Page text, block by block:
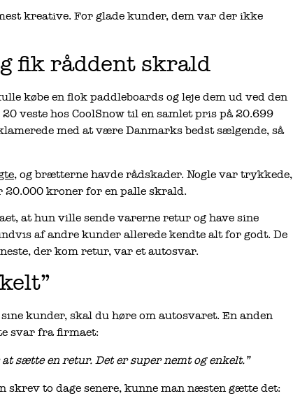
kreative. For glade kunder, dem var der ikke
fik råddent skrald
købe en flok paddleboards og leje dem ud ved den
veste hos CoolSnow til en samlet pris på 20.699
med at være Danmarks bedst sælgende, så
, og brætterne havde rådskader. Nogle var trykkede,
kroner for en palle skrald.
at hun ville sende varerne retur og have sine
af andre kunder allerede kendte alt for godt. De
der kom retur, var et autosvar.
kunder, skal du høre om autosvaret. En anden
svar fra firmaet:
sætte en retur. Det er super nemt og enkelt.”
skrev to dage senere, kunne man næsten gætte det: